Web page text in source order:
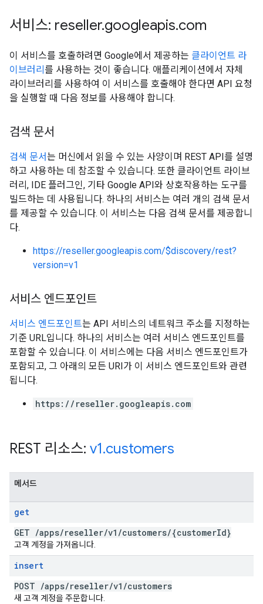
서비스: reseller.googleapis.com
이 서비스를 호출하려면 Google에서 제공하는 클라이언트 라
이브러리 를 사용하는 것이 좋습니다. 애플리케이션에서 자체
라이브러리를 사용하여 이 서비스를 호출해야 한다면 API 요청
을 실행할 때 다음 정보를 사용해야 합니다.
검색 문서
검색 문서는 머신에서 읽을 수 있는 사양이며 REST API를 설명
하고 사용하는 데 참조할 수 있습니다. 또한 클라이언트 라이브
러리, IDE 플러그인, 기타 Google API와 상호작용하는 도구를
빌드하는 데 사용됩니다. 하나의 서비스는 여러 개의 검색 문서
를 제공할 수 있습니다. 이 서비스는 다음 검색 문서를 제공합니
다.
https://reseller.googleapis.com/$discovery/rest?
version=v1
서비스 엔드포인트
서비스 엔드포인트는 API 서비스의 네트워크 주소를 지정하는
기준 URL입니다. 하나의 서비스는 여러 서비스 엔드포인트를
포함할 수 있습니다. 이 서비스에는 다음 서비스 엔드포인트가
포함되고, 그 아래의 모든 URI가 이 서비스 엔드포인트와 관련
됩니다.
https://reseller.googleapis.com
REST 리소스: v1.customers
메서드
get
GET /apps/reseller/v1 /customers/{customerId}
고객 계정을 가져옵니다.
insert
POST /apps/reseller/v1 /customers
새 고객 계정을 주문합니다.